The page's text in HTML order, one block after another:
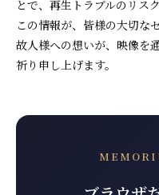
とで、再生トラブルのリス
この情報が、皆様の大切な
故人様への想いが、映像を
祈り申し上げます。